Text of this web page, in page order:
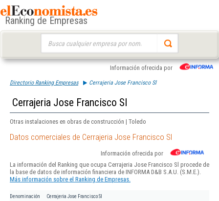
Ranking de Empresas
Información ofrecida por
Directorio Ranking Empresas Cerrajeria Jose Francisco Sl
Cerrajeria Jose Francisco Sl
Otras instalaciones en obras de construcción | Toledo
Datos comerciales de Cerrajeria Jose Francisco Sl
Información ofrecida por
La información del Ranking que ocupa Cerrajeria Jose Francisco Sl procede de
la base de datos de información financiera de INFORMA D&B S.A.U. (S.M.E.).
Más información sobre el Ranking de Empresas.
Denominación Cerrajeria Jose Francisco Sl